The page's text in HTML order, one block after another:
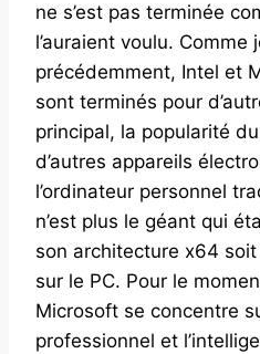
ne s’est pas terminée
l’auraient voulu. Comme
précédemment, Intel et
sont terminés pour
principal, la popularité
d’autres appareils
l’ordinateur personnel
n’est plus le géant qui
son architecture x64
sur le PC. Pour le
Microsoft se concentre
professionnel et